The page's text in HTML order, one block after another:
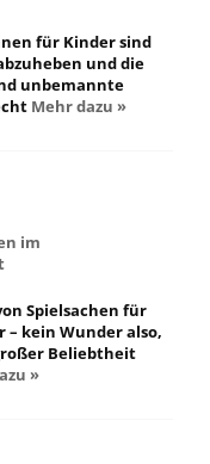
für Kinder sind
und die
unbemannte
Mehr dazu »
im
Spielsachen für
– kein Wunder also,
Beliebtheit
»